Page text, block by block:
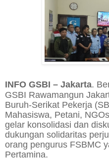
INFO GSBI – Jakarta.
GSBI Rawamangun
Buruh-Serikat Pekerja
Mahasiswa, Petani,
gelar konsolidasi dan
dukungan solidaritas
orang pengurus FSBMC
Pertamina.